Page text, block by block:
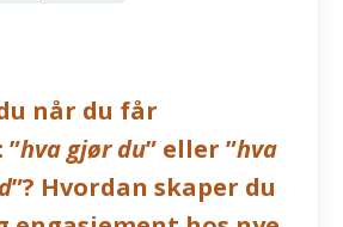
når du får
hva gjør du” eller ”hva
”? Hvordan skaper du